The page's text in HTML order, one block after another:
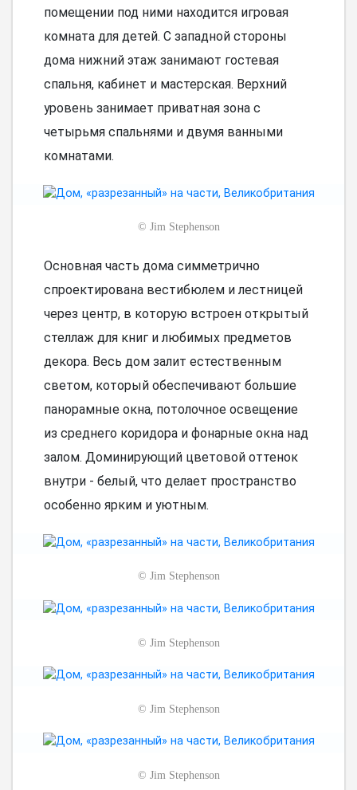
помещении под ними находится игровая
комната для детей. С западной стороны
дома нижний этаж занимают гостевая
спальня, кабинет и мастерская. Верхний
уровень занимает приватная зона с
четырьмя спальнями и двумя ванными
комнатами.
© Jim Stephenson
Основная часть дома симметрично
спроектирована вестибюлем и лестницей
через центр, в которую встроен открытый
стеллаж для книг и любимых предметов
декора. Весь дом залит естественным
светом, который обеспечивают большие
панорамные окна, потолочное освещение
из среднего коридора и фонарные окна над
залом. Доминирующий цветовой оттенок
внутри - белый, что делает пространство
особенно ярким и уютным.
© Jim Stephenson
© Jim Stephenson
© Jim Stephenson
© Jim Stephenson